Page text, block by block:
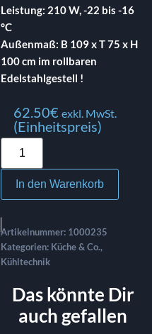
Leistung: 210 W, -22 bis -16
°C
Außenmaß: B 109 x T 75 x H
100 cm im rollbaren
Edelstahlgestell !
62.50€ exkl. MwSt.
(Einheitspreis)
In den Warenkorb
Artikelnummer: 1000235
Kategorien: Küche & Co.,
Kühltechnik
Das könnte Dir
auch gefallen